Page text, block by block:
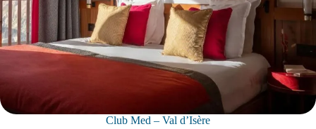
Club Med – Val d’Isère